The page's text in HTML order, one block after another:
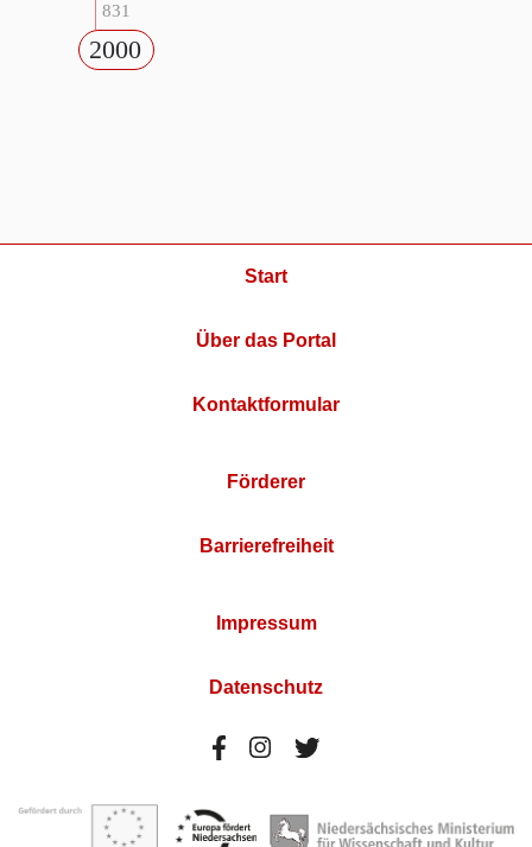
831
2000
Start
Über das Portal
Kontaktformular
Förderer
Barrierefreiheit
Impressum
Datenschutz